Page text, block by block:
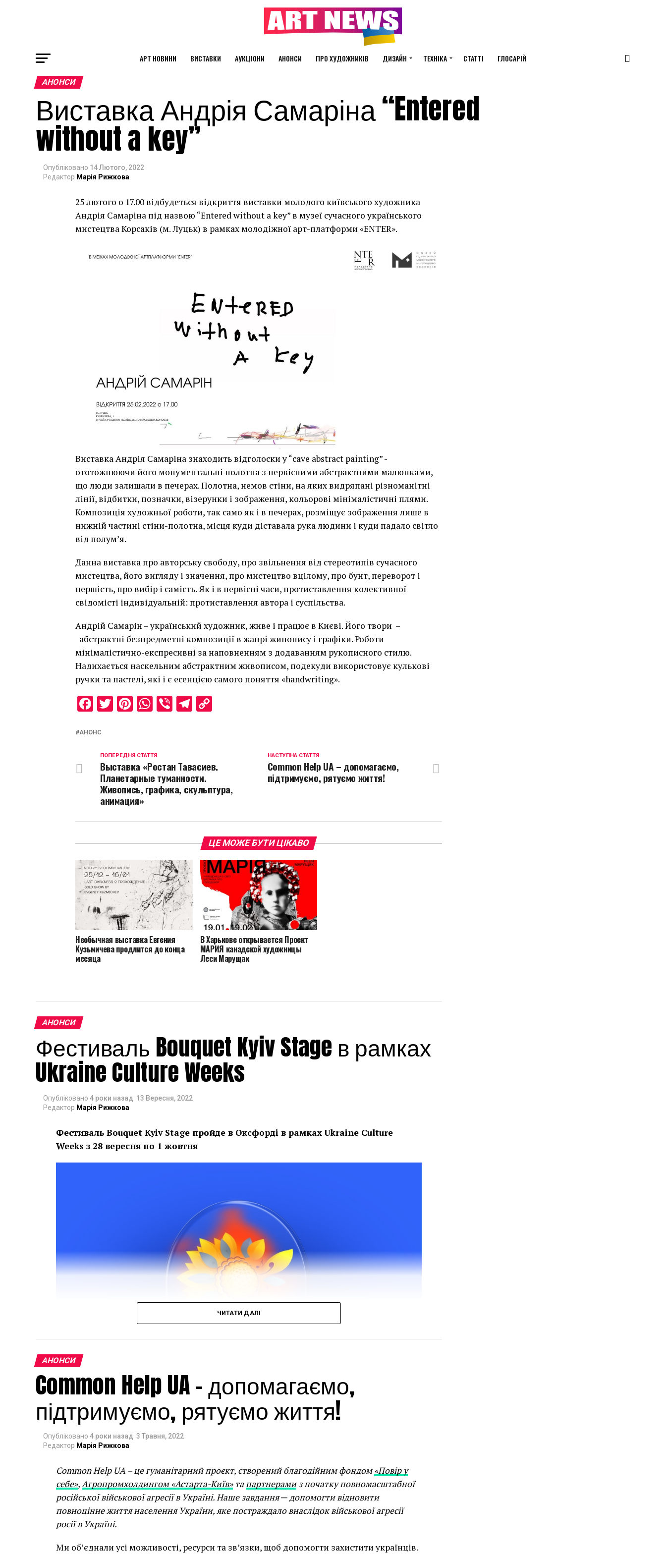
АРТ НОВИНИ ВИСТАВКИ АУКЦІОНИ АНОНСИ ПРО ХУДОЖНИКІВ ДИЗАЙН ТЕХНІКА СТАТТІ ГЛОСАРІЙ
АНОНСИ
Виставка Андрія Самаріна “Entered
without a key”
Опубліковано 14 Лютого, 2022
Редактор Марія Рижкова
25 лютого о 17.00 відбудеться відкриття виставки молодого київського художника
Андрія Самаріна під назвою “Entered without a key” в музеї сучасного українського
мистецтва Корсаків (м. Луцьк) в рамках молодіжної арт-платформи «ENTER».
Виставка Андрія Самаріна знаходить відголоски у “сave abstract painting” -
ототожнюючи його монументальні полотна з первісними абстрактними малюнками,
що люди залишали в печерах. Полотна, немов стіни, на яких видряпані різноманітні
лінії, відбитки, позначки, візерунки і зображення, кольорові мінімалістичні плями.
Композиція художньої роботи, так само як і в печерах, розміщує зображення лише в
нижній частині стіни-полотна, місця куди діставала рука людини і куди падало світло
від полум’я.
Данна виставка про авторську свободу, про звільнення від стереотипів сучасного
мистецтва, його вигляду і значення, про мистецтво вцілому, про бунт, переворот і
першість, про вибір і самість. Як і в первісні часи, протиставлення колективної
свідомісті індивідуальній: протиставлення автора і суспільства.
Андрій Самарін – український художник, живе і працює в Києві. Його твори –
абстрактні безпредметні композиції в жанрі жипопису і графіки. Роботи
мінімалістично-експресивні за наповненням з додаванням рукописного стилю.
Надихається наскельним абстрактним живописом, подекуди використовує кулькові
ручки та пастелі, які і є есенцією самого поняття «handwriting».
Facebook
Twitter
Pinterest
WhatsApp
ViberTelegram
АНОНС
НАСТУПНА СТАТТЯ
Common Help UA – допомагаємо,
підтримуємо, рятуємо життя!
ПОПЕРЕДНЯ СТАТТЯ
Выставка «Ростан Тавасиев.
Планетарные туманности.
Живопись, графика, скульптура,
анимация»
ЦЕ МОЖЕ БУТИ ЦІКАВО
Необычная выставка Евгения
Кузьмичева продлится до конца
месяца
В Харькове открывается Проект
МАРИЯ канадской художницы
Леси Марущак
АНОНСИ
Фестиваль Bouquet Kyiv Stage в рамках
Ukraine Culture Weeks
Опубліковано 4 роки назад 13 Вересня, 2022
Редактор Марія Рижкова
Фестиваль Bouquet Kyiv Stage пройде в Оксфорді в рамкахUkraine Culture
Weeks з 28 вересня по 1 жовтня
Фото надано прес-службою Bouquet Kyiv Stage
святкування 85-річчя композитора Валентина Сильвестрова, фотовиставка «Війна»,
кінопокази, музичні перформанси, дискусії.
Ініціатива Ukrainian Culture Weeks 2022 була започаткована навесні 2022Cherwell
College Oxford, Oxford University Ukrainian Society
та культурним центром«Дом
Майстер Клас»
ЧИТАТИ ДАЛІ
АНОНСИ
Common Help UA – допомагаємо,
підтримуємо, рятуємо життя!
Опубліковано 4 роки назад 3 Травня, 2022
Редактор Марія Рижкова
Common Help UA – це гуманітарний проєкт, створений благодійним фондом«Повір у
себе»,Агропромхолдингом «Астарта-Київ»тапартнерамиз початку повномасштабної
російської військової агресії в Україні. Наше завдання ─ допомогти відновити
повноцінне життя населення України, яке постраждало внаслідок військової агресії
росії в Україні.
Ми об’єднали усі можливості, ресурси та зв’язки, щоб допомогти захистити українців.